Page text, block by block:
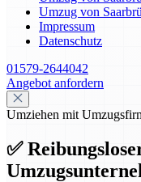
Umzug von
Impressum
Datenschutz
01579-2644042
Angebot anfordern
Umziehen mit
✅